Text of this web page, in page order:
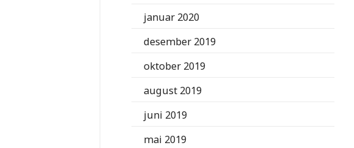
januar 2020
desember 2019
oktober 2019
august 2019
juni 2019
mai 2019